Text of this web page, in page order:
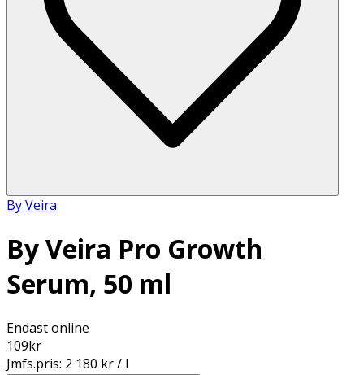
By Veira
By Veira Pro Growth
Serum, 50 ml
Endast online
109kr
Jmfs.pris: 2 180 kr / l